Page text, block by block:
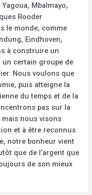
Mbalmayo,
Rooder
le monde, comme
Eindhoven,
à construire un
certain groupe de
Nous voulons que
puis atteigne la
du temps et de la
pas sur la
nous visons
et à être reconnus
notre bonheur vient
que de l’argent que
de son mieux